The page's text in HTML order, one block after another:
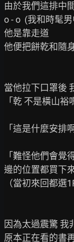
由於我們這排中
o - o  (我和時髦
他是靠走道
他便把餅乾和隨
當他拉下口罩後
「乾 不是橫山裕
「這是什麼安排
「難怪他們會覺
邊的位置都買下
（當初來回都選
因為太過震驚 我
原本正在看的書